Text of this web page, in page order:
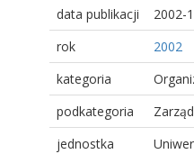
data publikacji
2002-
rok
2002
kategoria
podkategoria
jednostka